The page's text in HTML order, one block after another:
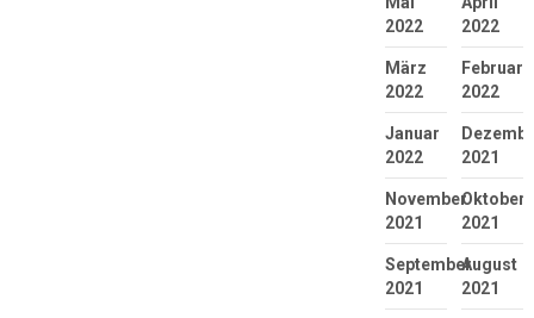
2022
2022
März
2022
Februar
2022
Januar
2022
2021
November
2021
Oktober
2021
September
2021
August
2021